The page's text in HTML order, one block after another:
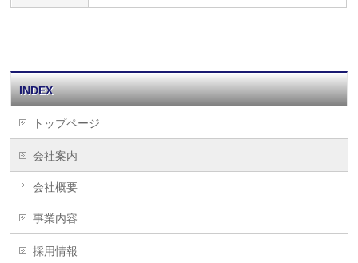
INDEX
トップページ
会社案内
会社概要
事業内容
採用情報